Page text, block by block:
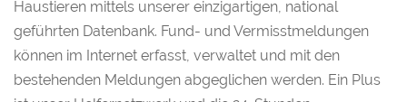
Haustieren mittels unserer einzigartigen, national
geführten Datenbank. Fund- und Vermisstmeldungen
können im Internet erfasst, verwaltet und mit den
bestehenden Meldungen abgeglichen werden. Ein Plus